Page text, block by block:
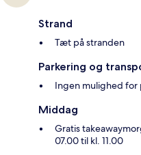
Strand
Tæt på stranden
Parkering og
Ingen mulighed
Middag
Gratis
07.00 til kl. 11.00